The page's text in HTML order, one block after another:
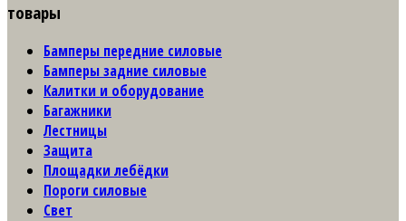
товары
Бамперы передние силовые
Бамперы задние силовые
Калитки и оборудование
Багажники
Лестницы
Защита
Площадки лебёдки
Пороги силовые
Свет